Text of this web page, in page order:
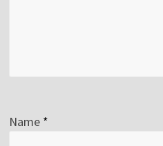
Name *